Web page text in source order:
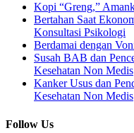
Kopi “Greng,”
Bertahan Saat
Konsultasi Psikologi
Berdamai dengan
Susah BAB dan
Kesehatan Non Medis
Kanker Usus dan
Kesehatan Non Medis
Follow Us